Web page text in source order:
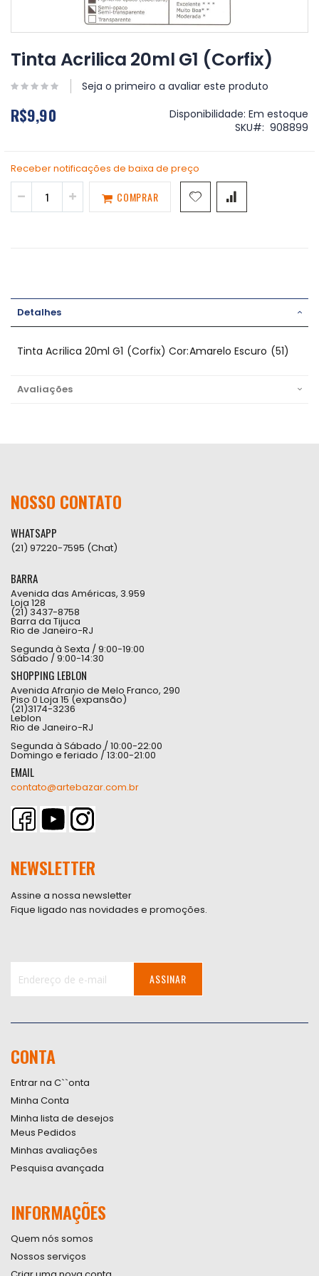
para
o
da
de
Tinta Acrilica 20ml G1 (Corfix)
Seja o primeiro a avaliar este produto
R$9,90 Disponibilidade: Em estoque
SKU
908899
Receber notificações de baixa de preço
COMPRAR
Detalhes
Tinta Acrilica 20ml G1 (Corfix) Cor:Amarelo Escuro (51)
Avaliações
NOSSO CONTATO
WHATSAPP
(21) 97220-7595 (Chat)
BARRA
Avenida das Américas, 3.959
Loja 128
(21) 3437-8758
Barra da Tijuca
Rio de Janeiro-RJ
Segunda à Sexta / 9:00-19:00
Sábado / 9:00-14:30
SHOPPING LEBLON
Avenida Afranio de Melo Franco, 290
Piso 0 Loja 15 (expansão)
(21)3174-3236
Leblon
Rio de Janeiro-RJ
Segunda à Sábado / 10:00-22:00
Domingo e feriado / 13:00-21:00
EMAIL
contato@artebazar.com.br
NEWSLETTER
Assine a nossa newsletter
Fique ligado nas novidades e promoções.
Newsletter:
ASSINAR
CONTA
Entrar na C``onta
Minha Conta
Minha lista de desejos
Meus Pedidos
Minhas avaliações
Pesquisa avançada
INFORMAÇÕES
Quem nós somos
Nossos serviços